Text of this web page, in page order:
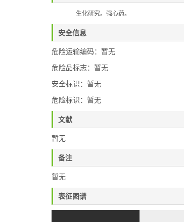
生化研究。强心药。
安全信息
危险运输编码：暂无
危险品标志：暂无
安全标识：暂无
危险标识：暂无
文献
暂无
备注
暂无
表征图谱